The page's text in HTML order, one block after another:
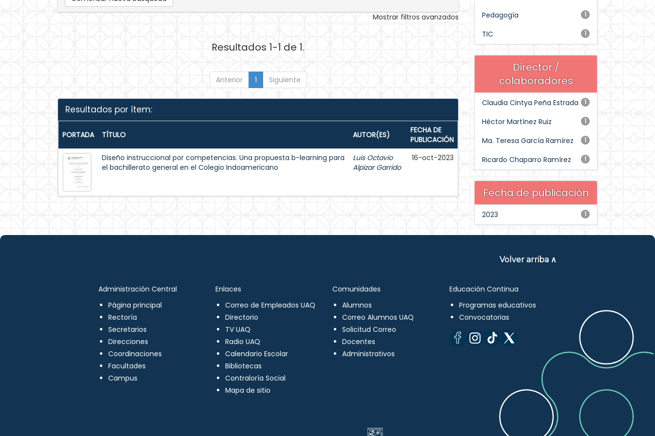
Mostrar filtros avanzados
Resultados 1-1 de 1.
Anterior 1 Siguiente
Resultados por ítem:
PORTADA TÍTULO AUTOR(ES)
FECHA DE
PUBLICACIÓN
Diseño instruccional por competencias. Una propuesta b-learning para
el bachillerato general en el Colegio Indoamericano
Luis Octavio
Alpizar Garrido
16-oct-2023
1
Pedagogía
1
TIC
Director /
colaboradores
1
Claudia Cintya Peña Estrada
1
Héctor Martínez Ruiz
1
Ma. Teresa García Ramírez
1
Ricardo Chaparro Ramírez
Fecha de publicación
1
2023
Volver arriba ∧
Administración Central
Página principal
Rectoría
Secretarios
Direcciones
Coordinaciones
Facultades
Campus
Enlaces
Correo de Empleados UAQ
Directorio
TV UAQ
Radio UAQ
Calendario Escolar
Bibliotecas
Contraloría Social
Mapa de sitio
Comunidades
Alumnos
Correo Alumnos UAQ
Solicitud Correo
Docentes
Administrativos
Educación Continua
Programas educativos
Convocatorias